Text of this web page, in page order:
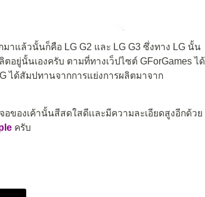
าแล้วนั้นก็คือ LG G2 และ LG G3 ซึ่งทาง LG นั้น
ตอยู่นั้นเองครับ ตามที่ทางเว็ปไซต์ GForGames ได้
ได้สัมปทานจากการแย่งการผลิตมาจาก
ของเค้านั้นสีสดใสดีเเละมีความละเอียดสูงอีกด้วย
ครับ